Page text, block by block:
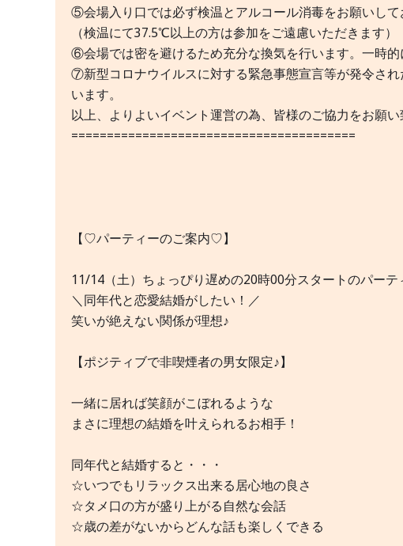
⑤会場入り口では必ず検温とアルコール消毒をお願いして
（検温にて37.5℃以上の方は参加をご遠慮いただきます）
⑥会場では密を避けるため充分な換気を行います。一時的
⑦新型コロナウイルスに対する緊急事態宣言等が発令さ
います。
以上、よりよいイベント運営の為、皆様のご協力をお願い
========================================
【♡パーティーのご案内♡】
11/14（土）ちょっぴり遅めの20時00分スタートのパー
＼同年代と恋愛結婚がしたい！／
笑いが絶えない関係が理想♪
【ポジティブで非喫煙者の男女限定♪】
一緒に居れば笑顔がこぼれるような
まさに理想の結婚を叶えられるお相手！
同年代と結婚すると・・・
☆いつでもリラックス出来る居心地の良さ
☆タメ口の方が盛り上がる自然な会話
☆歳の差がないからどんな話も楽しくできる